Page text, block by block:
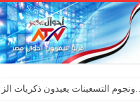
التسعينات يعيدون ذكريات